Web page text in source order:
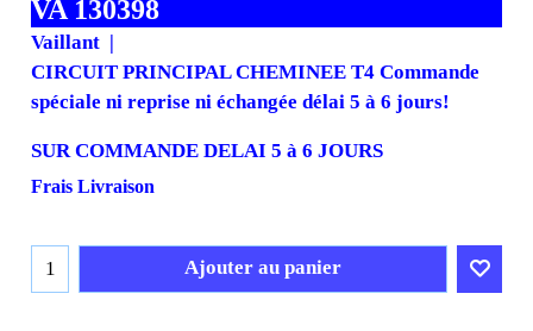
VA 130398
Vaillant
CIRCUIT PRINCIPAL CHEMINEE T4 Commande
spéciale ni reprise ni échangée délai 5 à 6 jours!
SUR COMMANDE DELAI 5 à 6 JOURS
€453.71
€490.01 T.T.C.
Frais Livraison